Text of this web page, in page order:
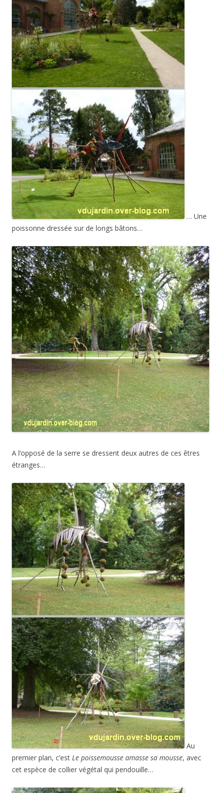
… Une
poissonne dressée sur de longs bâtons…
A l’opposé de la serre se dressent deux autres de ces êtres
étranges…
Au
premier plan, c’est Le poissemousse amasse sa mousse, avec
cet espèce de collier végétal qui pendouille…